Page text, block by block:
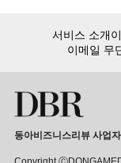
서비스 소개
이메일 무
동아비즈니스리뷰 사업